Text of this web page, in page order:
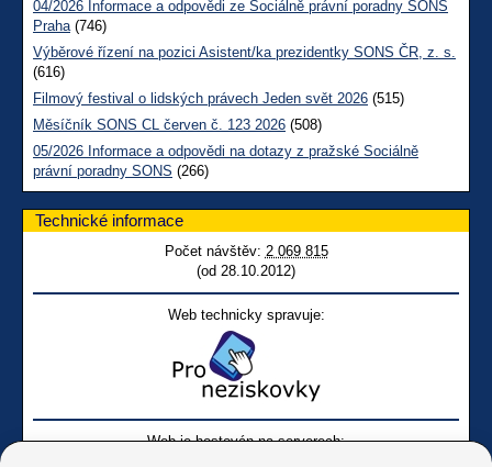
04/2026 Informace a odpovědi ze Sociálně právní poradny SONS
Praha(746)
Výběrové řízení na pozici Asistent/ka prezidentky SONS ČR, z. s.
(616)
Filmový festival o lidských právech Jeden svět 2026 (515)
Měsíčník SONS CL červen č. 123 2026 (508)
05/2026 Informace a odpovědi na dotazy z pražské Sociálně
právní poradny SONS (266)
Technické informace
Počet návštěv: 2 069 815
(od 28.10.2012)
Web technicky spravuje:
Web je hostován na serverech: